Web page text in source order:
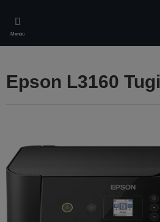
main
content
Menüü
Epson L3160 Tugi